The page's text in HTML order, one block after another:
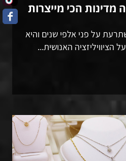
מדינות הכי מייצרות
על פני אלפי שנים והיא
הציוויליזציה האנושית...